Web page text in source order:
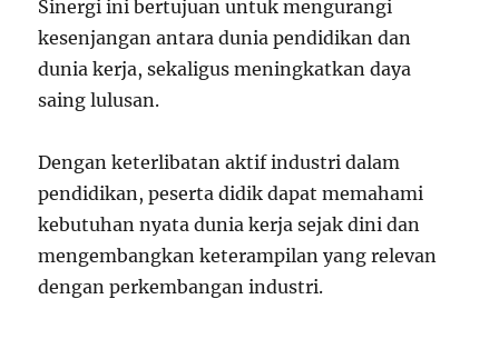
Sinergi ini bertujuan untuk mengurangi
kesenjangan antara dunia pendidikan dan
dunia kerja, sekaligus meningkatkan daya
saing lulusan.
Dengan keterlibatan aktif industri dalam
pendidikan, peserta didik dapat memahami
kebutuhan nyata dunia kerja sejak dini dan
mengembangkan keterampilan yang relevan
dengan perkembangan industri.